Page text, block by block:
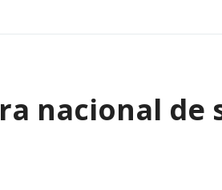
nacional de